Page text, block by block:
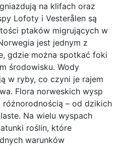
na klifach oraz
Lofoty i Vesterålen są
ptaków migrujących w
jest jednym z
gdzie można spotkać foki
środowisku. Wody
w ryby, co czyni je rajem
Flora norweskich wysp
– od dzikich
Na wielu wyspach
roślin, które
warunków